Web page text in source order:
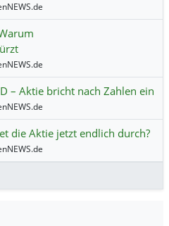
– Aktie bricht nach Zahlen ein
die Aktie jetzt endlich durch?